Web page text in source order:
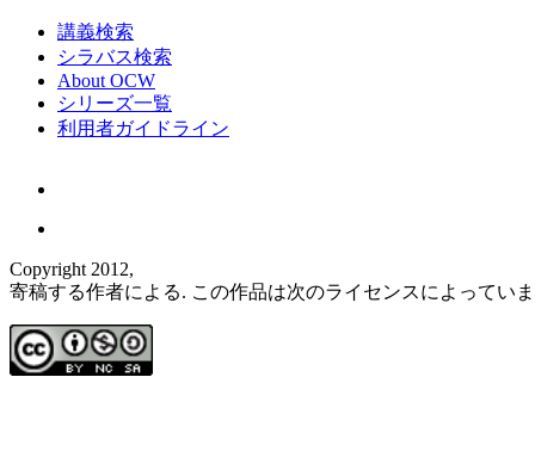
講義検索
シラバス検索
About OCW
シリーズ一覧
利用者ガイドライン
Copyright 2012,
寄稿する作者による. この作品は次のライセンスによってい